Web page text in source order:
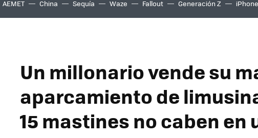
AEMET China Sequía Waze Fallout Generación Z
Un millonario vende su
aparcamiento de
15 mastines no caben en